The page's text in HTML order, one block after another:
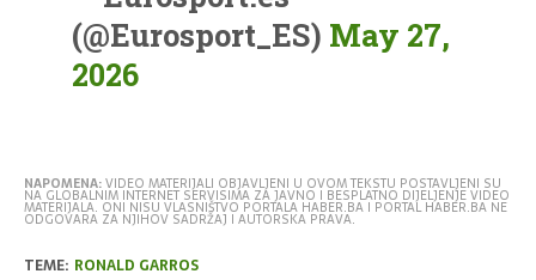
(@Eurosport_ES) May 27,
2026
NAPOMENA:VIDEO MATERIJALI OBJAVLJENI U OVOM TEKSTU POSTAVLJENI SU
NA GLOBALNIM INTERNET SERVISIMA ZA JAVNO I BESPLATNO DIJELJENJE VIDEO
MATERIJALA. ONI NISU VLASNIŠTVO PORTALA HABER.BA I PORTAL HABER.BA NE
ODGOVARA ZA NJIHOV SADRŽAJ I AUTORSKA PRAVA.
TEME: RONALD GARROS